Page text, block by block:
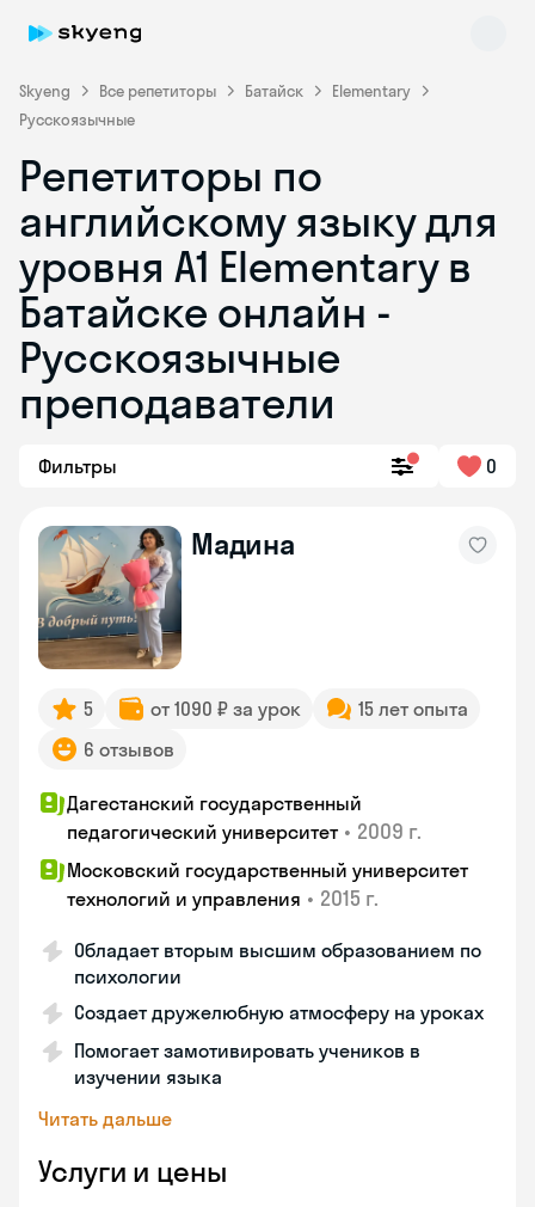
Skyeng Все репетиторы Батайск
Elementary
Русскоязычные
Репетиторы по
английскому языку для
уровня A1 Elementary в
Батайске онлайн -
Русскоязычные
преподаватели
Фильтры 0
Мадина
5 от 1090 ₽ за урок
15 лет опыта
6 отзывов
Дагестанский государственный
педагогический университет • 2009 г.
Московский государственный университет
технологий и управления • 2015 г.
Обладает вторым высшим образованием по
психологии
Создает дружелюбную атмосферу на уроках
Помогает замотивировать учеников в
изучении языка
Читать дальше
Услуги и цены
Skyeng Chat